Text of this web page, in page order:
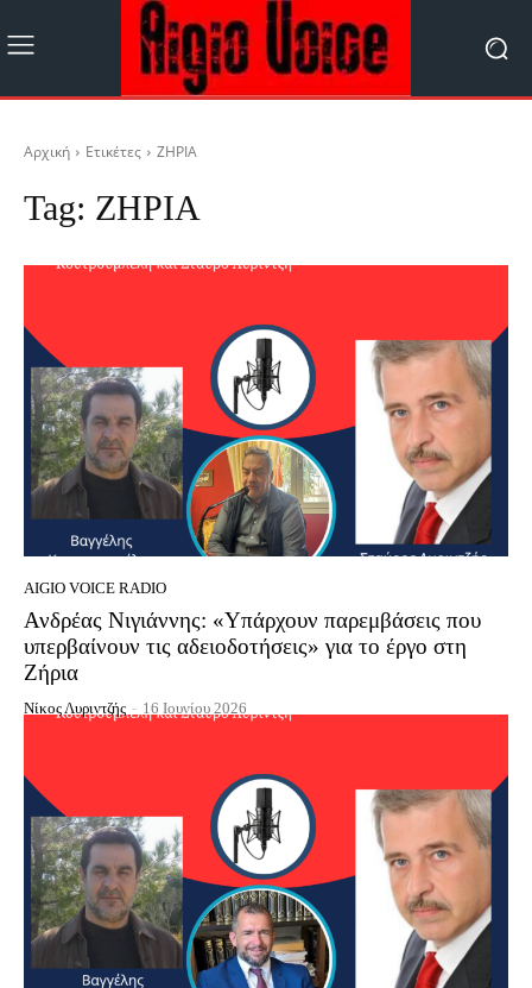
Αρχική Ετικέτες ΖΗΡΙΑ
Tag: ΖΗΡΙΑ
AIGIO VOICE RADIO
Ανδρέας Νιγιάννης: «Υπάρχουν παρεμβάσεις που
υπερβαίνουν τις αδειοδοτήσεις» για το έργο στη
Ζήρια
Νίκος Λυριντζής - 16 Ιουνίου 2026